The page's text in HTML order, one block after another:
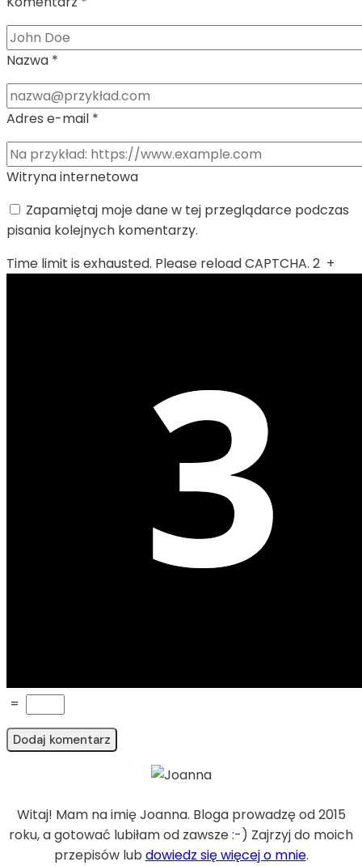
Nazwa *
Adres e-mail *
Witryna internetowa
Zapamiętaj moje dane w tej przeglądarce podczas
pisania kolejnych komentarzy.
Time limit is exhausted. Please reload CAPTCHA. 2 +
=
Witaj! Mam na imię Joanna. Bloga prowadzę od 2015
roku, a gotować lubiłam od zawsze :-) Zajrzyj do moich
przepisów lub dowiedz się więcej o mnie.